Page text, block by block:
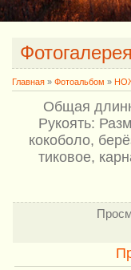
Главная » Фотоальбом »
Общая
Рукоять:
кокоболо,
тиковое,